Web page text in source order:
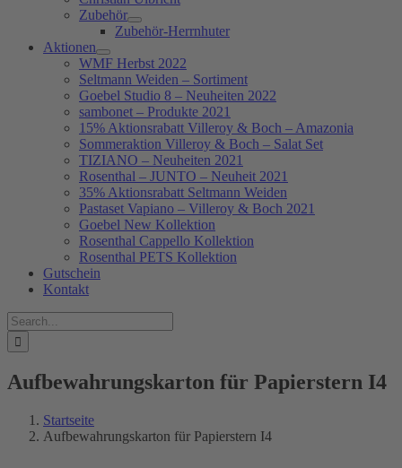
Zubehör
Zubehör-Herrnhuter
Aktionen
WMF Herbst 2022
Seltmann Weiden – Sortiment
Goebel Studio 8 – Neuheiten 2022
sambonet – Produkte 2021
15% Aktionsrabatt Villeroy & Boch – Amazonia
Sommeraktion Villeroy & Boch – Salat Set
TIZIANO – Neuheiten 2021
Rosenthal – JUNTO – Neuheit 2021
35% Aktionsrabatt Seltmann Weiden
Pastaset Vapiano – Villeroy & Boch 2021
Goebel New Kollektion
Rosenthal Cappello Kollektion
Rosenthal PETS Kollektion
Gutschein
Kontakt
Suche
nach:
Aufbewahrungskarton für Papierstern I4
Startseite
Aufbewahrungskarton für Papierstern I4